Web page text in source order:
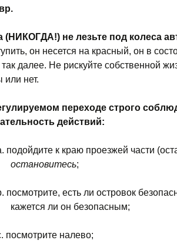
(НИКОГДА!) не лезьте под колеса
он несется на красный, он в
далее. Не рискуйте собственной
или нет.
переходе строго
действий:
подойдите к краю проезжей части
остановитесь;
посмотрите, есть ли островок
кажется ли он безопасным;
посмотрите налево;